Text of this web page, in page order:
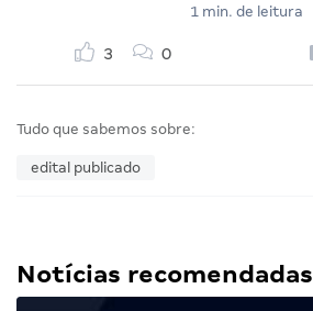
1 min. de leitura
3 0
Tudo que sabemos sobre:
edital publicado
Notícias recomendadas